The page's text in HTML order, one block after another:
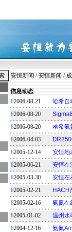
安恒新闻 /安恒新闻 /
信息动态
82006-08-21
哈希自
82006-08-20
82006-08-20
哈希氨
82006-04-03
82005-12-14
安恒地
82005-06-21
安恒在
82005-03-30
安恒在
82005-02-21
HACH
82005-02-16
氨氮在
82005-01-02
温州水
82004-12-16
氨氮